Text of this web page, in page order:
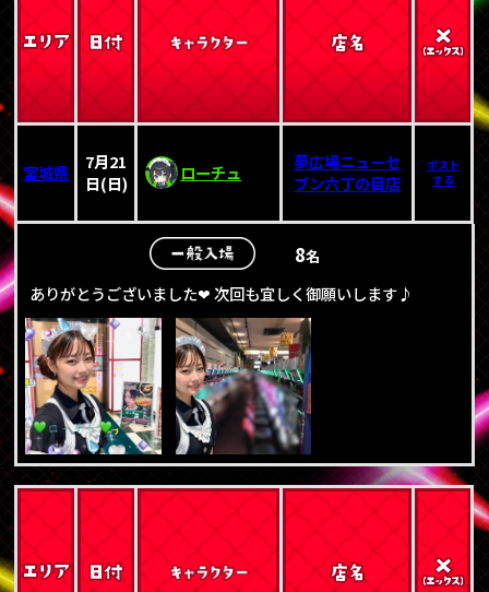
宮城県
7月21
日(日)
ローチュ
夢広場ニューセ
ブン六丁の目店
ポスト
する
8名
ありがとうございました❤ 次回も宜しく御願いします♪